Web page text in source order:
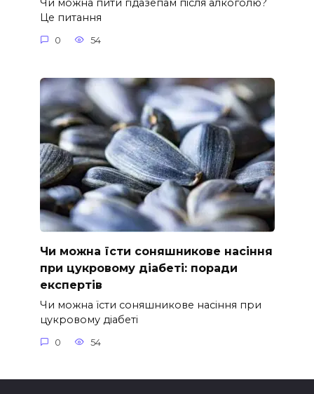
Чи можна пити гідазепам після алкоголю?
Це питання
0 54
Чи можна їсти соняшникове насіння
при цукровому діабеті: поради
експертів
Чи можна їсти соняшникове насіння при
цукровому діабеті
0 54